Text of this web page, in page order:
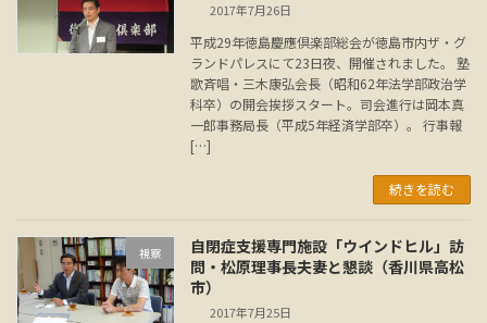
2017年7月26日
平成29年徳島慶應倶楽部総会が徳島市内ザ・グ
ランドパレスにて23日夜、開催されました。 塾
歌斉唱・三木康弘会長（昭和62年法学部政治学
科卒）の開会挨拶スタート。司会進行は岡本真
一郎事務局長（平成5年経済学部卒）。 行事報
[…]
続きを読む
視察
自閉症支援専門施設「ウインドヒル」訪
問・松原理事長夫妻と懇談（香川県高松
市）
2017年7月25日